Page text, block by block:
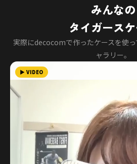
みんなの
タイガース
実際にdecocomで作ったケースを使
ャラリー。
▶ VIDEO